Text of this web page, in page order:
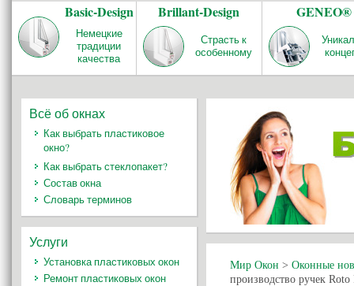
Basic-Design
Немецкие
традиции
качества
Brillant-Design
Страсть к
особенному
GENEO®
Мир Окон > Оконные
производство ручек Roto
Всё об окнах
Как выбрать пластиковое
окно?
Как выбрать стеклопакет?
Состав окна
Словарь терминов
Услуги
Установка пластиковых окон
Ремонт пластиковых окон